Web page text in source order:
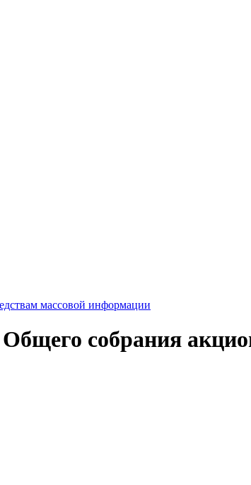
массовой информации
Общего собрания